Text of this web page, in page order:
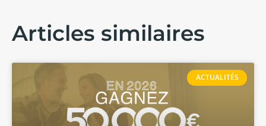
Articles similaires
ACTUALITÉS